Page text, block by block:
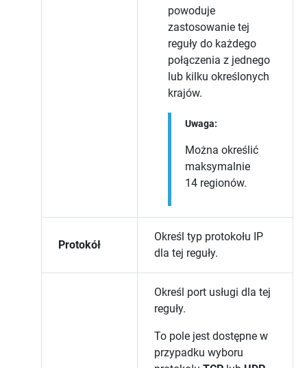
powoduje
zastosowanie tej
reguły do każdego
połączenia z jednego
lub kilku określonych
krajów.
Uwaga:
Można określić
maksymalnie
14 regionów.
Protokół
Określ typ protokołu IP
dla tej reguły.
Określ port usługi dla tej
reguły.
To pole jest dostępne w
przypadku wyboru